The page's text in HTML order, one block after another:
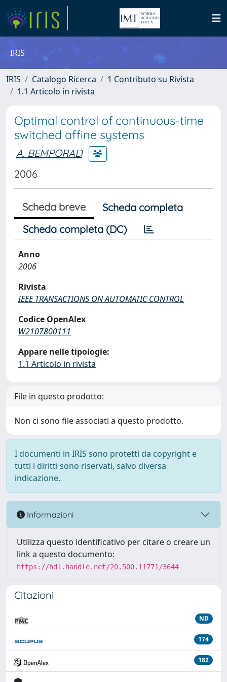
IRIS
IRIS Catalogo Ricerca
1 Contributo su Rivista
1.1 Articolo in rivista
Optimal control of continuous-time
switched affine systems
A. BEMPORAD
2006
Scheda breve
Scheda completa
Scheda completa (DC)
Anno
2006
Rivista
IEEE TRANSACTIONS ON AUTOMATIC CONTROL
Codice OpenAlex
W2107800111
Appare nelle tipologie:
1.1 Articolo in rivista
File in questo prodotto:
Non ci sono file associati a questo prodotto.
I documenti in IRIS sono protetti da copyright e
tutti i diritti sono riservati, salvo diversa
indicazione.
Informazioni
Utilizza questo identificativo per citare o creare un
link a questo documento:
https://hdl.handle.net/20.500.11771/3644
Citazioni
ND
174
182